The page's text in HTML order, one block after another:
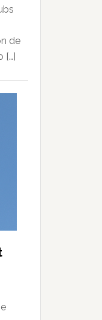
de
[…]